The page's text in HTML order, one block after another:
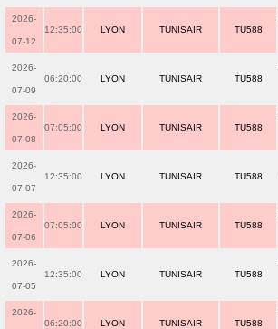
2026-
07-12
12:35:00 LYON TUNISAIR TU588
2026-
07-09
06:20:00 LYON TUNISAIR TU588
2026-
07-08
07:05:00 LYON TUNISAIR TU588
2026-
07-07
12:35:00 LYON TUNISAIR TU588
2026-
07-06
07:05:00 LYON TUNISAIR TU588
2026-
07-05
12:35:00 LYON TUNISAIR TU588
2026-
06:20:00 LYON TUNISAIR TU588